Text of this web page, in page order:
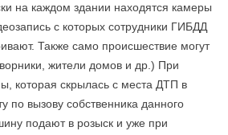
на каждом здании находятся камеры
с которых сотрудники ГИБДД
Также само происшествие могут
жители домов и др.) При
которая скрылась с места ДТП в
по вызову собственника данного
подают в розыск и уже при